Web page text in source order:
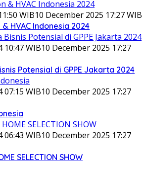
WIB10 December 2025 17:27 WIB
HVAC Indonesia 2024
10:47 WIB10 December 2025 17:27
Potensial di GPPE Jakarta 2024
07:15 WIB10 December 2025 17:27
06:43 WIB10 December 2025 17:27
SELECTION SHOW